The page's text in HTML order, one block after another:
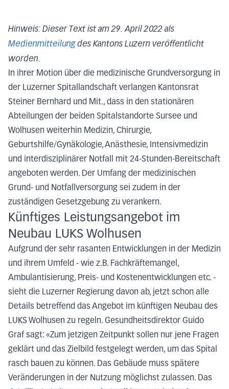
Hinweis: Dieser Text ist am 29. April 2022 als
Medienmitteilungdes Kantons Luzern veröffentlicht
worden.
In ihrer Motion über die medizinische Grundversorgung in
der Luzerner Spitallandschaft verlangen Kantonsrat
Steiner Bernhard und Mit., dass in den stationären
Abteilungen der beiden Spitalstandorte Sursee und
Wolhusen weiterhin Medizin, Chirurgie,
Geburtshilfe/Gynäkologie, Anästhesie, Intensivmedizin
und interdisziplinärer Notfall mit 24-Stunden-Bereitschaft
angeboten werden. Der Umfang der medizinischen
Grund- und Notfallversorgung sei zudem in der
zuständigen Gesetzgebung zu verankern.
Künftiges Leistungsangebot im
Neubau LUKS Wolhusen
Aufgrund der sehr rasanten Entwicklungen in der Medizin
und ihrem Umfeld - wie z.B. Fachkräftemangel,
Ambulantisierung, Preis- und Kostenentwicklungen etc. -
sieht die Luzerner Regierung davon ab, jetzt schon alle
Details betreffend das Angebot im künftigen Neubau des
LUKS Wolhusen zu regeln. Gesundheitsdirektor Guido
Graf sagt: «Zum jetzigen Zeitpunkt sollen nur jene Fragen
geklärt und das Zielbild festgelegt werden, um das Spital
rasch bauen zu können. Das Gebäude muss spätere
Veränderungen in der Nutzung möglichst zulassen. Das